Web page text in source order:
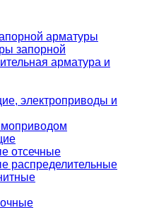
арматуры
запорной
арматура и
электроприводы и
отсечные
распределительные